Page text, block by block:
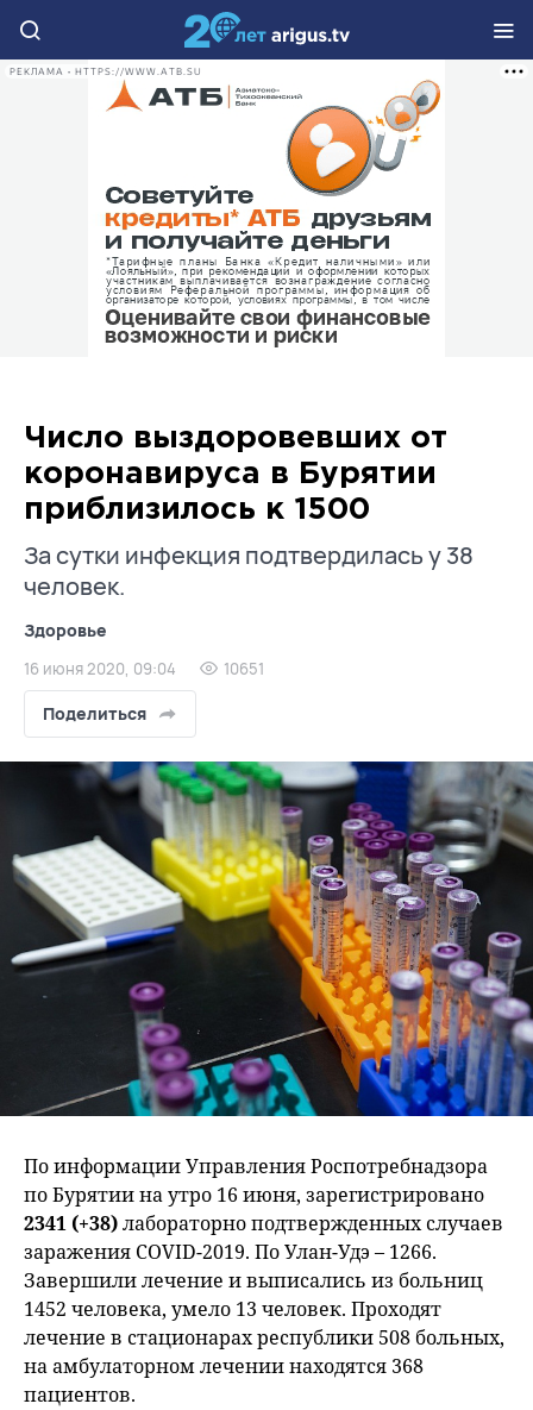
РЕКЛАМА • HTTPS://WWW.ATB.SU
Число выздоровевших от
коронавируса в Бурятии
приблизилось к 1500
За сутки инфекция подтвердилась у 38
человек.
Здоровье
16 июня 2020, 09:04 10651
Поделиться
По информации Управления Роспотребнадзора
по Бурятии на утро 16 июня, зарегистрировано
2341 (+38)лабораторно подтвержденных случаев
заражения COVID-2019. По Улан-Удэ – 1266.
Завершили лечение и выписались из больниц
1452 человека, умело 13 человек. Проходят
лечение в стационарах республики 508 больных,
на амбулаторном лечении находятся 368
пациентов.